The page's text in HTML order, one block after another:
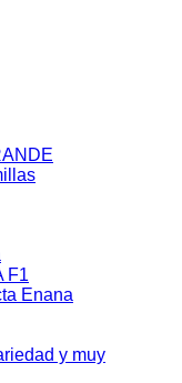
F1
Enana
y muy